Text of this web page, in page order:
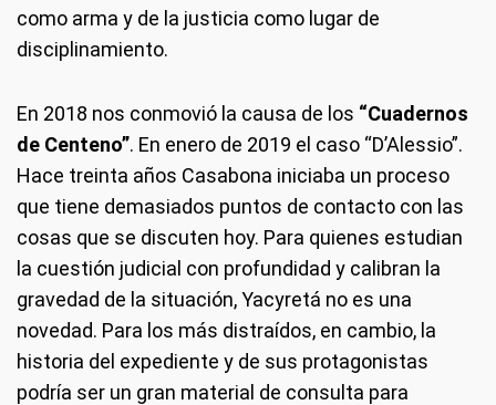
como arma y de la justicia como lugar de
disciplinamiento.
En 2018 nos conmovió la causa de los “Cuadernos
de Centeno”. En enero de 2019 el caso “D’Alessio”.
Hace treinta años Casabona iniciaba un proceso
que tiene demasiados puntos de contacto con las
cosas que se discuten hoy. Para quienes estudian
la cuestión judicial con profundidad y calibran la
gravedad de la situación, Yacyretá no es una
novedad. Para los más distraídos, en cambio, la
historia del expediente y de sus protagonistas
podría ser un gran material de consulta para